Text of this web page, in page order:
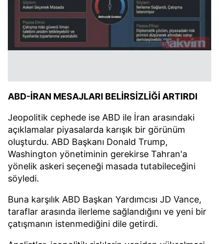
Sizlere daha iyi bir hizmet sunabilmek için İnternet
Sitemizde kendimize ve üçüncü kişilere ait çerezler
kullanılmaktadır. Bu çerezler vasıtasıyla çeşitli kişisel
verileriniz işlenmekte olup gerekli olan çerezler bilgi
kılınması ve kişiselleştirilmesi ve sizlere yönelik
reklam/pazarlama faaliyetlerinin yapılması, amaçlarıyla
Çerezlere ilişkin tercihlerinizi aşağıda yer alan panel
vasıtasıyla belirleyebilirsiniz. Çerezlere ilişkin detaylı bilgi
için Ayarlar butonuna tıklayabilir,Çerez Bilgilendirme
Metnimiziziyaret edebilirsiniz.
hazırlanmış Aydınlatma Metnimizi okumak ve sitemizde
ilgili mevzuata uygun olarak kullanılan çerezlerle ilgili bilgi
almak için lütfentıklayınız.
ABD-İRAN MESAJLARI BELİRSİZLİĞİ ARTIRDI
Jeopolitik cephede ise ABD ile İran arasındaki
açıklamalar piyasalarda karışık bir görünüm
oluşturdu. ABD Başkanı Donald Trump,
Washington yönetiminin gerekirse Tahran'a
yönelik askeri seçeneği masada tutabileceğini
söyledi.
Buna karşılık ABD Başkan Yardımcısı JD Vance,
taraflar arasında ilerleme sağlandığını ve yeni bir
çatışmanın istenmediğini dile getirdi.